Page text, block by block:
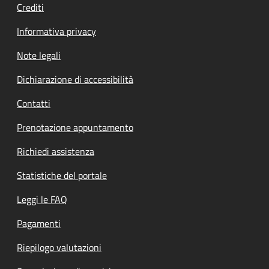
Crediti
Informativa privacy
Note legali
Dichiarazione di accessibilità
Contatti
Prenotazione appuntamento
Richiedi assistenza
Statistiche del portale
Leggi le FAQ
Pagamenti
Riepilogo valutazioni